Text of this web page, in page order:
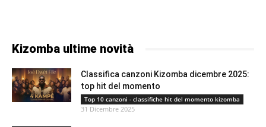
Kizomba ultime novità
Classifica canzoni Kizomba dicembre 2025:
top hit del momento
Top 10 canzoni - classifiche hit del momento kizomba
31 Dicembre 2025